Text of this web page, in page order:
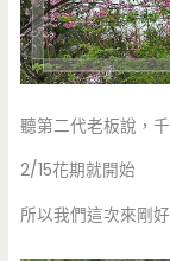
聽第二代老板說，
2/15花期就開始
所以我們這次來剛